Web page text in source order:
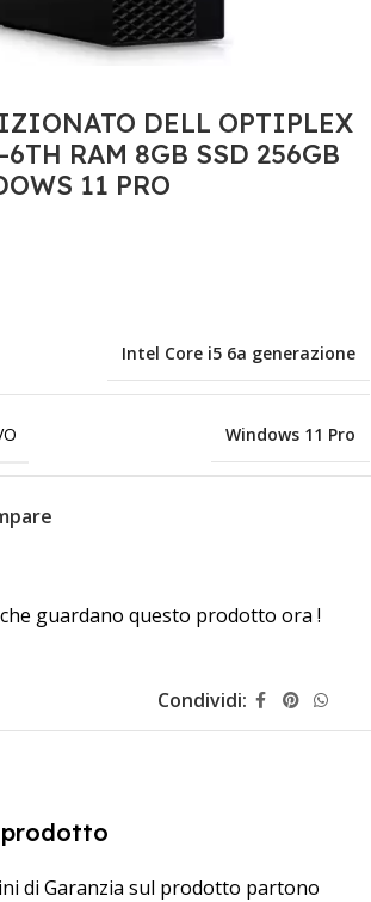
DELL OPTIPLEX
RAM 8GB SSD 256GB
11 PRO
Intel Core i5 6a generazione
Windows 11 Pro
guardano questo prodotto ora !
Condividi:
prodotto
di Garanzia sul prodotto partono